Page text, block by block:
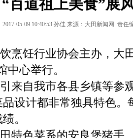
“百道祖上美食”展
2017-05-09 10:40:53 孙佳 来源：大田新闻网 责任
烹饪行业协会主办，大
中心举行。
来自我市各县乡镇等参
设计都非常独具特色。
。
特色菜系的安良堡猪手